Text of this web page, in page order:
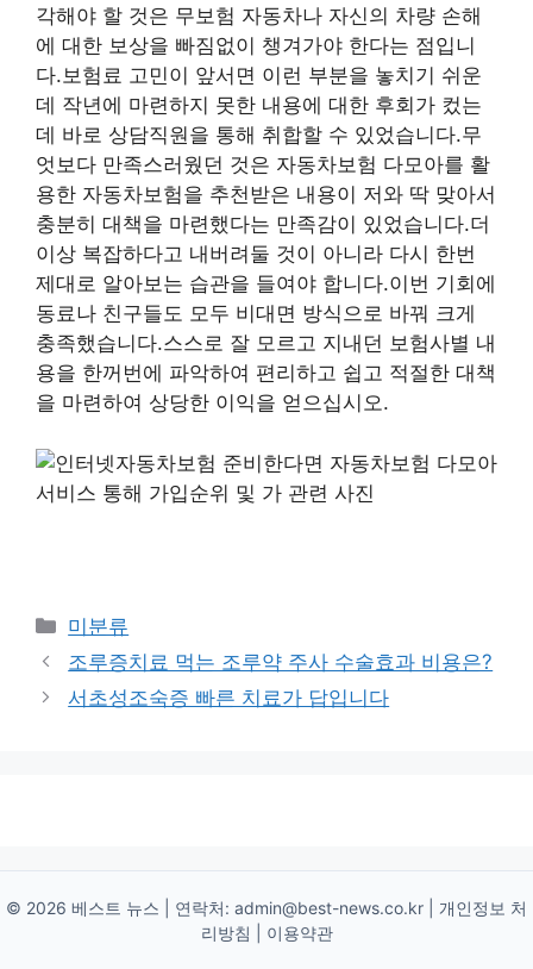
각해야 할 것은 무보험 자동차나 자신의 차량 손해
에 대한 보상을 빠짐없이 챙겨가야 한다는 점입니
다.보험료 고민이 앞서면 이런 부분을 놓치기 쉬운
데 작년에 마련하지 못한 내용에 대한 후회가 컸는
데 바로 상담직원을 통해 취합할 수 있었습니다.무
엇보다 만족스러웠던 것은 자동차보험 다모아를 활
용한 자동차보험을 추천받은 내용이 저와 딱 맞아서
충분히 대책을 마련했다는 만족감이 있었습니다.더
이상 복잡하다고 내버려둘 것이 아니라 다시 한번
제대로 알아보는 습관을 들여야 합니다.이번 기회에
동료나 친구들도 모두 비대면 방식으로 바꿔 크게
충족했습니다.스스로 잘 모르고 지내던 보험사별 내
용을 한꺼번에 파악하여 편리하고 쉽고 적절한 대책
을 마련하여 상당한 이익을 얻으십시오.
Categories
미분류
조루증치료 먹는 조루약 주사 수술효과 비용은?
서초성조숙증 빠른 치료가 답입니다
© 2026 베스트 뉴스 | 연락처: admin@best-news.co.kr
개인정보 처
리방침
이용약관